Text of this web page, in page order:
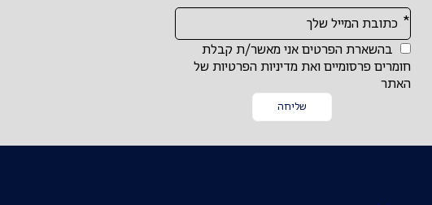
אנא
מלאו
את
טופס
הירשמו
בהשארת הפרטים אני מאשר/ת קבלת
חומרים פרסומיים ואת מדיניות הפרטיות של
האתר
שליחה